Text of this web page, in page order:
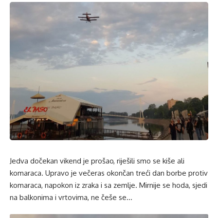
Jedva dočekan vikend je prošao, riješili smo se kiše ali
komaraca. Upravo je večeras okončan treći dan borbe protiv
komaraca, napokon iz zraka i sa zemlje. Mirnije se hoda, sjedi
na balkonima i vrtovima, ne češe se…